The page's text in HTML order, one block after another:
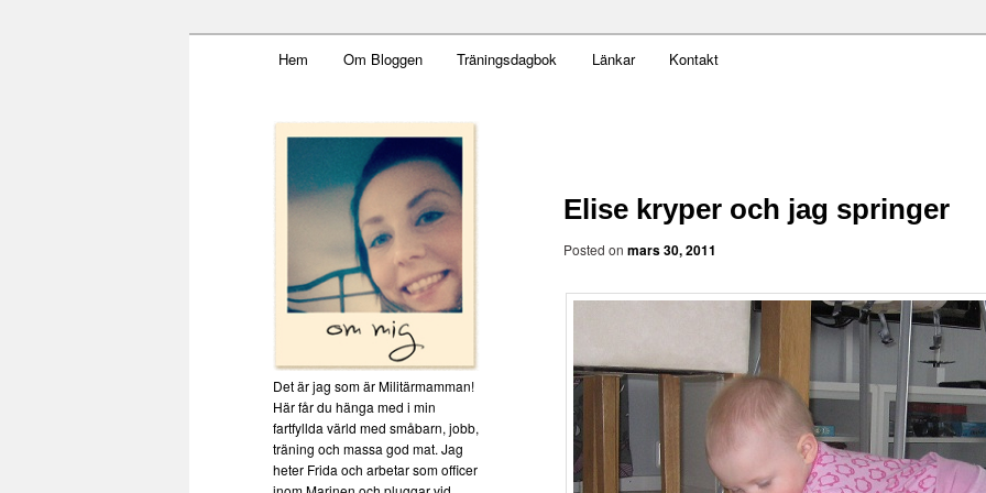
Militärmamman
Skip to primary content
Hem Om Bloggen Träningsdagbok Länkar Kontakt
Elise kryper och jag springer
Posted on mars 30, 2011
Det är jag som är Militärmamman!
Här får du hänga med i min
fartfyllda värld med småbarn, jobb,
träning och massa god mat. Jag
heter Frida och arbetar som officer